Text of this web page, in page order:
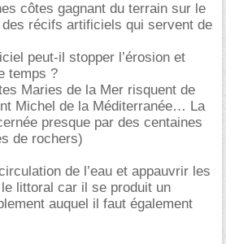
côtes gagnant du terrain sur le
des récifs artificiels qui servent de
peut-il stopper l’érosion et
temps ?
Maries de la Mer risquent de
Michel de la Méditerranée… La
presque par des centaines
de rochers)
de l’eau et appauvrir les
littoral car il se produit un
auquel il faut également